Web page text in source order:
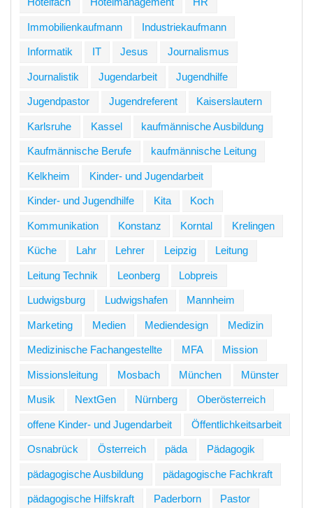
Immobilienkaufmann Industriekaufmann
Informatik IT Jesus Journalismus
Journalistik Jugendarbeit Jugendhilfe
Jugendpastor Jugendreferent Kaiserslautern
Karlsruhe Kassel kaufmännische Ausbildung
Kaufmännische Berufe kaufmännische Leitung
Kelkheim Kinder- und Jugendarbeit
Kinder- und Jugendhilfe Kita Koch
Kommunikation Konstanz Korntal Krelingen
Küche Lahr Lehrer Leipzig Leitung
Leitung Technik Leonberg Lobpreis
Ludwigsburg Ludwigshafen Mannheim
Marketing Medien Mediendesign Medizin
Medizinische Fachangestellte MFA Mission
Missionsleitung Mosbach München Münster
Musik NextGen Nürnberg Oberösterreich
offene Kinder- und Jugendarbeit Öffentlichkeitsarbeit
Osnabrück Österreich päda Pädagogik
pädagogische Ausbildung pädagogische Fachkraft
pädagogische Hilfskraft Paderborn Pastor